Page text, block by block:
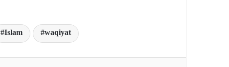
Islam waqiyat